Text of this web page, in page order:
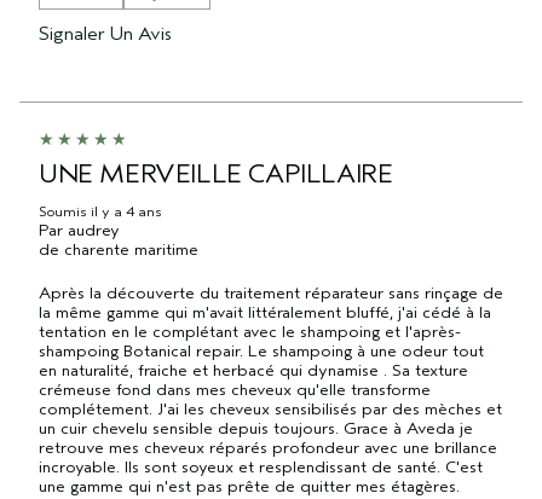
Signaler Un Avis
UNE MERVEILLE CAPILLAIRE
Soumis il y a 4 ans
Par audrey
de charente maritime
Après la découverte du traitement réparateur sans rinçage de
la même gamme qui m'avait littéralement bluffé, j'ai cédé à la
tentation en le complétant avec le shampoing et l'après-
shampoing Botanical repair. Le shampoing à une odeur tout
en naturalité, fraiche et herbacé qui dynamise . Sa texture
crémeuse fond dans mes cheveux qu'elle transforme
complétement. J'ai les cheveux sensibilisés par des mèches et
un cuir chevelu sensible depuis toujours. Grace à Aveda je
retrouve mes cheveux réparés profondeur avec une brillance
incroyable. Ils sont soyeux et resplendissant de santé. C'est
une gamme qui n'est pas prête de quitter mes étagères.